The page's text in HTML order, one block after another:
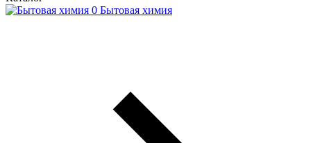
Бытовая химия